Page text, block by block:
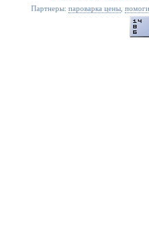
Партнеры: пароварка цены,